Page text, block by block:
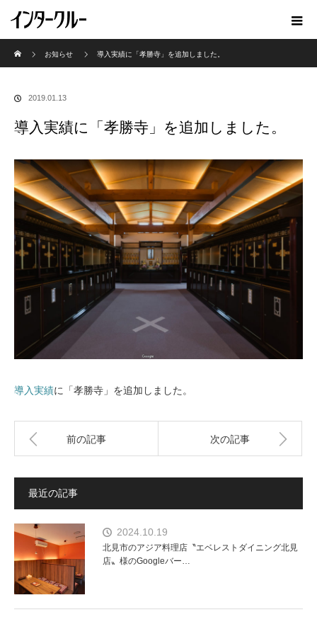
お知らせ
導入実績に「孝勝寺」を追加しました。
2019.01.13
導入実績に「孝勝寺」を追加しました。
導入実績に「孝勝寺」を追加しました。
前の記事 次の記事
最近の記事
2024.10.19
北見市のアジア料理店〝エベレストダイニング北見
店〟様のGoogleバー…